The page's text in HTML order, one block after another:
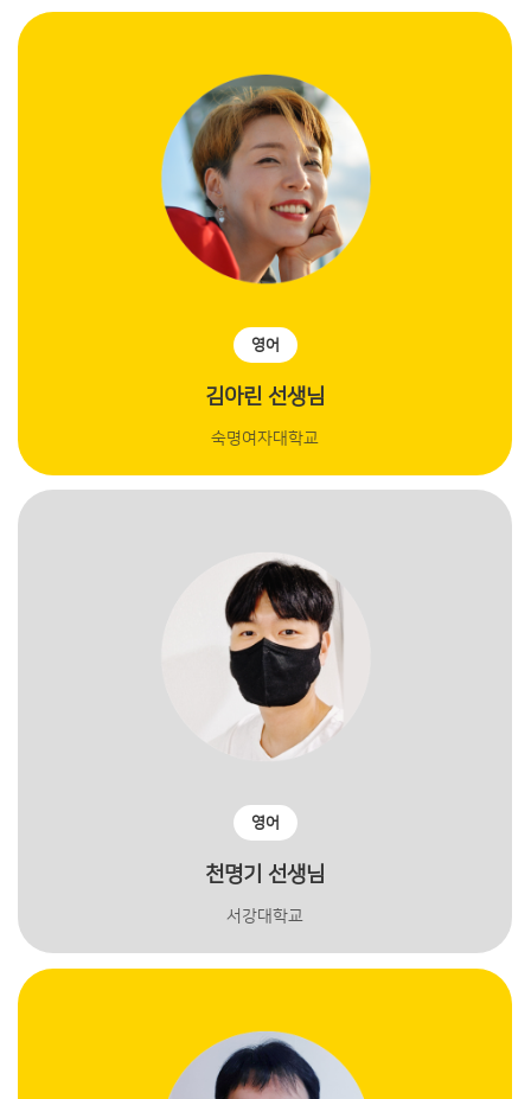
영어
김아린 선생님
숙명여자대학교
영어
천명기 선생님
서강대학교